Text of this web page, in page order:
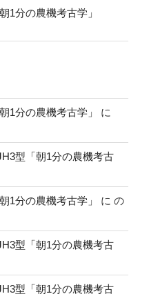
1分の農機考古学」
1分の農機考古学」
に
型「朝1分の農機考古
1分の農機考古学」 に の
型「朝1分の農機考古
型「朝1分の農機考古